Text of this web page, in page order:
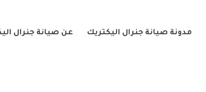
مدونة صيانة جنرال اليكتريك عن صيانة جنرال